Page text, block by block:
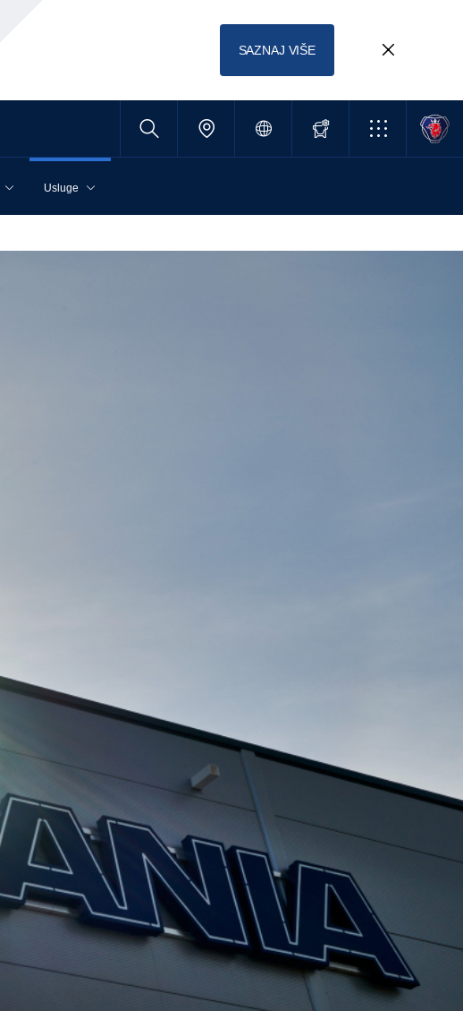
SAZNAJ VIŠE
Usluge